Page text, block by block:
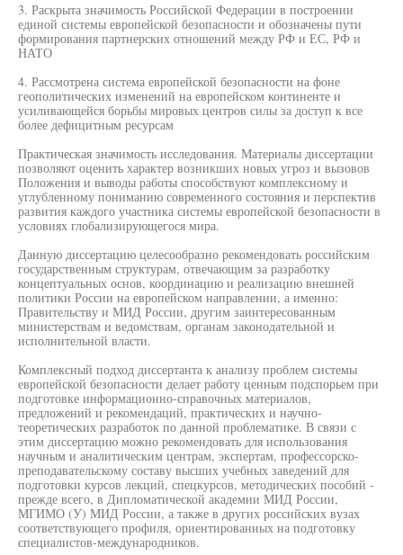
3. Раскрыта значимость Российской Федерации в построении
единой системы европейской безопасности и обозначены пути
формирования партнерских отношений между РФ и ЕС, РФ и
НАТО
4. Рассмотрена система европейской безопасности на фоне
геополитических изменений на европейском континенте и
усиливающейся борьбы мировых центров силы за доступ к все
более дефицитным ресурсам
Практическая значимость исследования. Материалы диссертации
позволяют оценить характер возникших новых угроз и вызовов
Положения и выводы работы способствуют комплексному и
углубленному пониманию современного состояния и перспектив
развития каждого участника системы европейской безопасности в
условиях глобализирующегося мира.
Данную диссертацию целесообразно рекомендовать российским
государственным структурам, отвечающим за разработку
концептуальных основ, координацию и реализацию внешней
политики России на европейском направлении, а именно:
Правительству и МИД России, другим заинтересованным
министерствам и ведомствам, органам законодательной и
исполнительной власти.
Комплексный подход диссертанта к анализу проблем системы
европейской безопасности делает работу ценным подспорьем при
подготовке информационно-справочных материалов,
предложений и рекомендаций, практических и научно-
теоретических разработок по данной проблематике. В связи с
этим диссертацию можно рекомендовать для использования
научным и аналитическим центрам, экспертам, профессорско-
преподавательскому составу высших учебных заведений для
подготовки курсов лекций, спецкурсов, методических пособий -
прежде всего, в Дипломатической академии МИД России,
МГИМО (У) МИД России, а также в других российских вузах
соответствующего профиля, ориентированных на подготовку
специалистов-международников.